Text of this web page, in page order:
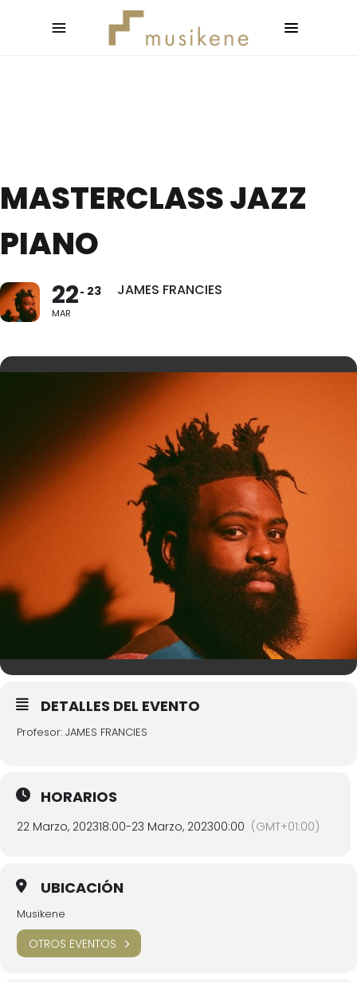
MASTERCLASS JAZZ
PIANO
22
MAR
23 JAMES FRANCIES
DETALLES DEL EVENTO
Profesor: JAMES FRANCIES
HORARIOS
22 Marzo, 202318:00-23 Marzo, 202300:00 (GMT+01:00)
UBICACIÓN
Musikene
OTROS EVENTOS